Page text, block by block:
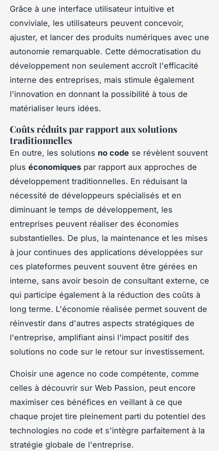
Grâce à une interface utilisateur intuitive et
conviviale, les utilisateurs peuvent concevoir,
ajuster, et lancer des produits numériques avec une
autonomie remarquable. Cette démocratisation du
développement non seulement accroît l'efficacité
interne des entreprises, mais stimule également
l'innovation en donnant la possibilité à tous de
matérialiser leurs idées.
Coûts réduits par rapport aux solutions
traditionnelles
En outre, les solutions no code se révèlent souvent
plus économiques par rapport aux approches de
développement traditionnelles. En réduisant la
nécessité de développeurs spécialisés et en
diminuant le temps de développement, les
entreprises peuvent réaliser des économies
substantielles. De plus, la maintenance et les mises
à jour continues des applications développées sur
ces plateformes peuvent souvent être gérées en
interne, sans avoir besoin de consultant externe, ce
qui participe également à la réduction des coûts à
long terme. L'économie réalisée permet souvent de
réinvestir dans d'autres aspects stratégiques de
l'entreprise, amplifiant ainsi l'impact positif des
solutions no code sur le retour sur investissement.
Choisir une agence no code compétente, comme
celles à découvrir sur Web Passion, peut encore
maximiser ces bénéfices en veillant à ce que
chaque projet tire pleinement parti du potentiel des
technologies no code et s'intègre parfaitement à la
stratégie globale de l'entreprise.